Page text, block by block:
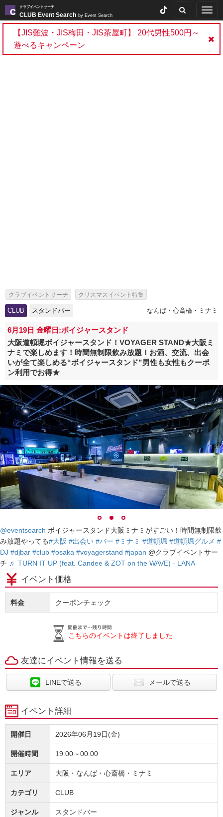
クラブイベントサーチ
CLUB Event Search by Event Search
【JIS難波・JIS梅田・JIS茶屋町】 20代男性500円～
遊べるキャンペーン
クラブイベントサーチ クリスマスイベント特集
クラブクリスマスイベント特集 飲み放題特集
ソロ活特集 出会いイベント特集
クリパ・サンタコス・クリスマスコスプレパーティー特集
スタンドバー特集
CLUB スタンドバー なんば・心斎橋・ミナミ
6月19日 金曜日:ボイジャースタンド
大阪道頓堀ボイジャースタンド！VOYAGER STAND★大阪ミ
ナミで楽しめます！時間無制限飲み放題！お酒、交流、出会
いが全て楽しめる“ボイジャースタンド”男性も女性もクーポ
ン利用でお得★
@eventsearch ボイジャースタンド大阪ミナミがすごい！時間無制限飲
み放題やってる#大阪 #出会い #バー #ミナミ #道頓堀 #道頓堀グルメ #
DJ #djbar #club #osaka #voyagerstand #japan @クラブイベントサー
チ ♬ TURN IT UP (feat. Candee & ZOT on the WAVE) - LANA
イベント価格
料金 クーポンチェック
こちらのイベントは終了しました
友達にイベント情報を送る
LINEで送る メールで送る
イベント詳細
開催日 2026年06月19日(金)
開催時間 19:00～00:00
エリア 大阪・なんば・心斎橋・ミナミ
カテゴリ CLUB
ジャンル スタンドバー